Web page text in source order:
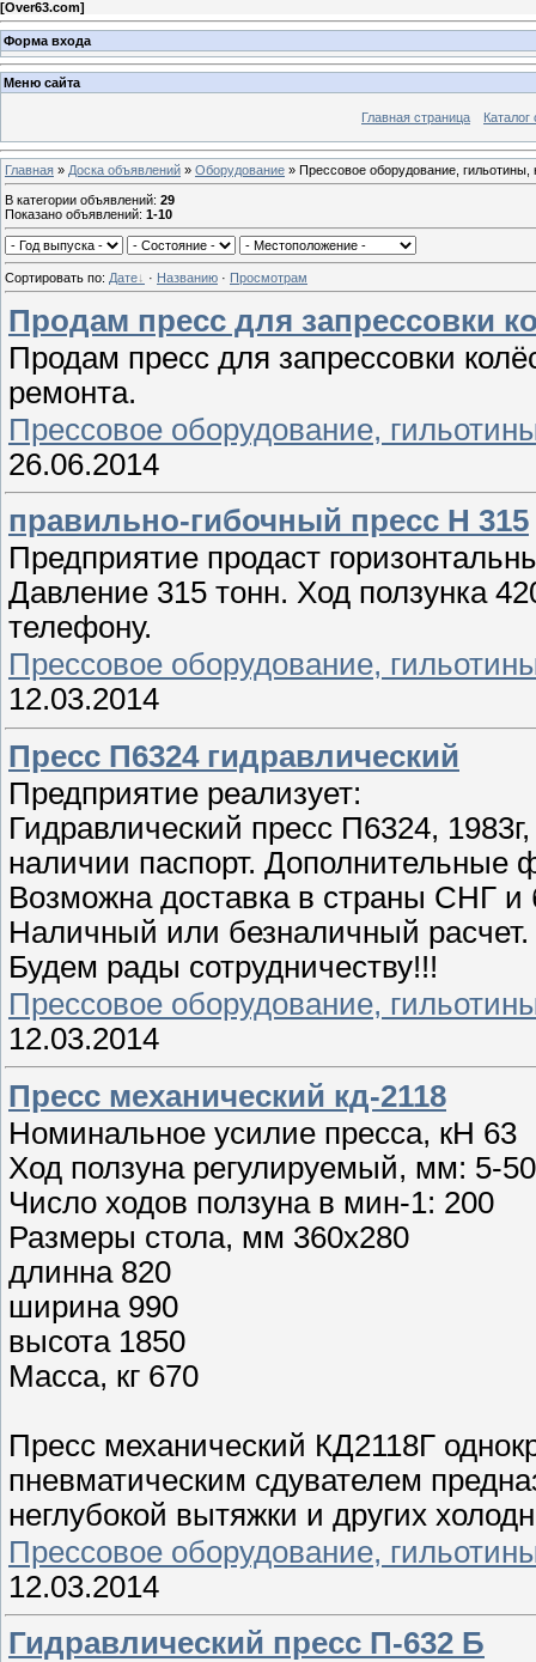
[Over63.com]
Форма входа
Меню сайта
Главная страница Каталог
Главная » Доска объявлений » Оборудование » Прессовое оборудование, гильотины,
В категории объявлений: 29
Показано объявлений: 1-10
Сортировать по: Дате · Названию · Просмотрам
Продам пресс для запрессовки
Продам пресс для запрессовки
ремонта.
Прессовое оборудование,
26.06.2014
правильно-гибочный пресс Н 315
Предприятие продаст
Давление 315 тонн. Ход ползунка
телефону.
Прессовое оборудование,
12.03.2014
Пресс П6324 гидравлический
Предприятие реализует:
Гидравлический пресс П6324,
наличии паспорт. Дополнительные
Возможна доставка в страны СНГ и
Наличный или безналичный расчет.
Будем рады сотрудничеству!!!
Прессовое оборудование,
12.03.2014
Пресс механический кд-2118
Номинальное усилие пресса, кН 63
Ход ползуна регулируемый, мм: 5-50
Число ходов ползуна в мин-1: 200
Размеры стола, мм 360х280
длинна 820
ширина 990
высота 1850
Масса, кг 670
Пресс механический КД2118Г
пневматическим сдувателем
неглубокой вытяжки и других
Прессовое оборудование,
12.03.2014
Гидравлический пресс П-632 Б